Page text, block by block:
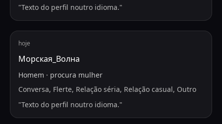
"Texto do perfil noutro idioma."
hoje
Морская_Волна
Homem · procura mulher
Conversa, Flerte, Relação séria, Relação casual, Outro
"Texto do perfil noutro idioma."